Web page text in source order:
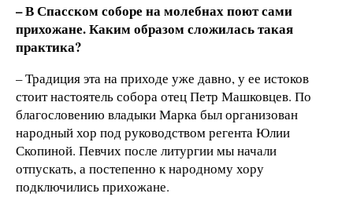
– В Спасском соборе на молебнах поют сами
прихожане. Каким образом сложилась такая
практика?
– Традиция эта на приходе уже давно, у ее истоков
стоит настоятель собора отец Петр Машковцев. По
благословению владыки Марка был организован
народный хор под руководством регента Юлии
Скопиной. Певчих после литургии мы начали
отпускать, а постепенно к народному хору
подключились прихожане.